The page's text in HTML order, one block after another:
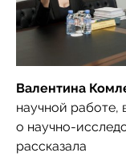
Валентина
научной работе,
о научно-
рассказала